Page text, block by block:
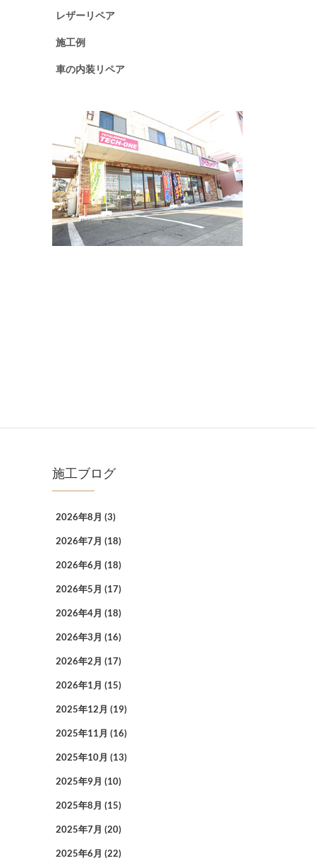
レザーリペア
施工例
車の内装リペア
施工ブログ
2026年8月 (3)
2026年7月 (18)
2026年6月 (18)
2026年5月 (17)
2026年4月 (18)
2026年3月 (16)
2026年2月 (17)
2026年1月 (15)
2025年12月 (19)
2025年11月 (16)
2025年10月 (13)
2025年9月 (10)
2025年8月 (15)
2025年7月 (20)
2025年6月 (22)